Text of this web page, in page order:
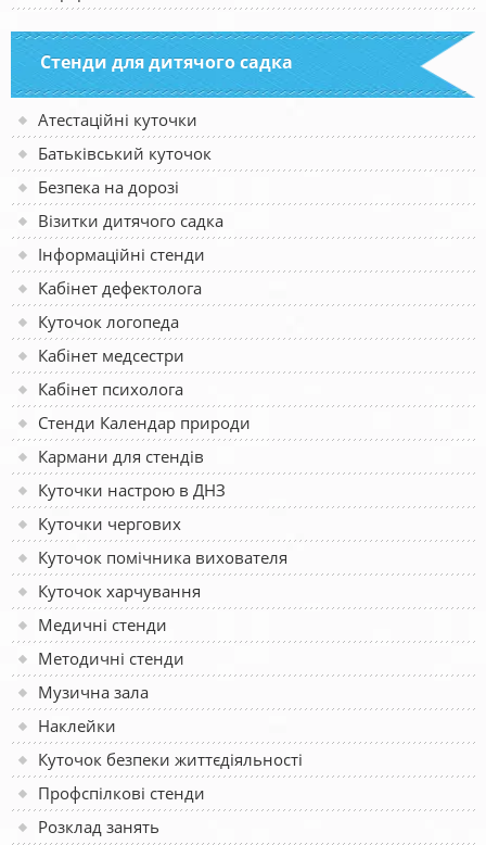
Стенди для дитячого садка
Атестаційні куточки
Батьківський куточок
Безпека на дорозі
Візитки дитячого садка
Інформаційні стенди
Кабінет дефектолога
Куточок логопеда
Кабінет медсестри
Кабінет психолога
Стенди Календар природи
Кармани для стендів
Куточки настрою в ДНЗ
Куточки чергових
Куточок помічника вихователя
Куточок харчування
Медичні стенди
Методичні стенди
Музична зала
Наклейки
Куточок безпеки життєдіяльності
Профспілкові стенди
Розклад занять